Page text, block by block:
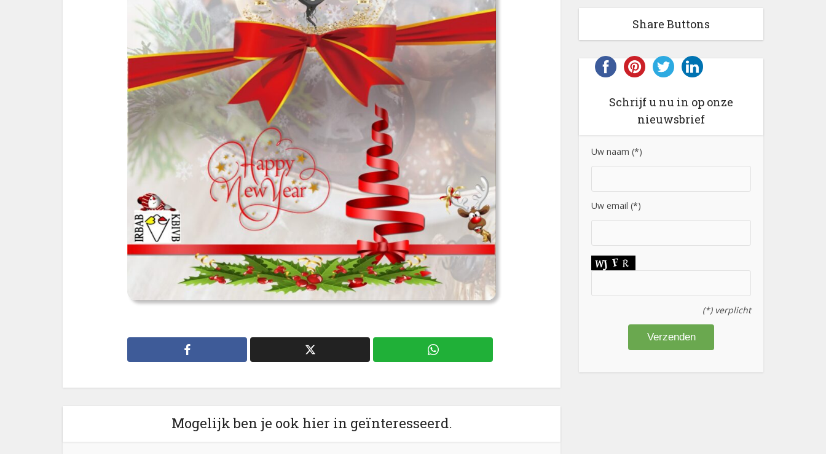
Mogelijk ben je ook hier in geïnteresseerd.
Share Buttons
Schrijf u nu in op onze
nieuwsbrief
Uw naam (*)
Uw email (*)
(*) verplicht